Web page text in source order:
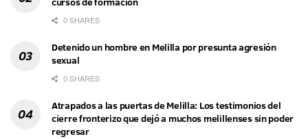
0 SHARES
Detenido un hombre en Melilla por presunta agresión
sexual
0 SHARES
Atrapados a las puertas de Melilla: Los testimonios del
cierre fronterizo que dejó a muchos melillenses sin poder
regresar